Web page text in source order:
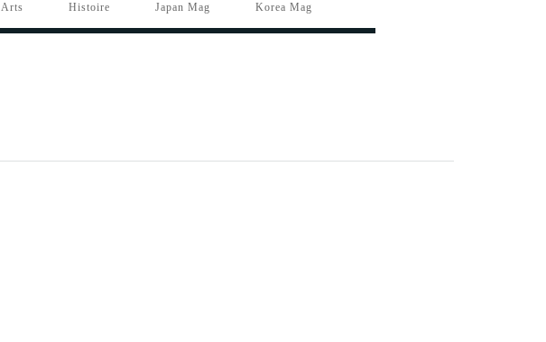
Arts Histoire Japan Mag Korea Mag